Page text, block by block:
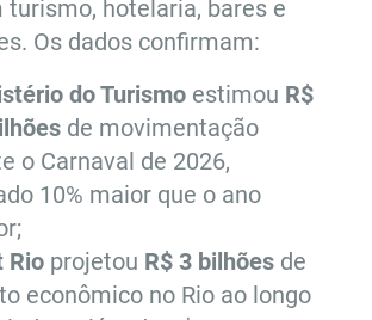
turismo, hotelaria, bares e
Os dados confirmam:
do Turismo estimou R$
de movimentação
o Carnaval de 2026,
10% maior que o ano
Rio projetou R$ 3 bilhões de
econômico no Rio ao longo